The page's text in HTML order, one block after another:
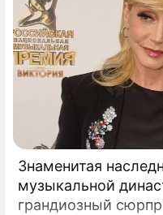
Знаменитая
музыкальной
грандиозный